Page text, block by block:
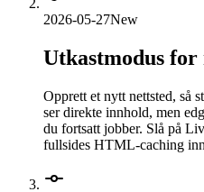
2026-05-27New
Utkastmodus for
Opprett et nytt nettsted, så
ser direkte innhold, men
du fortsatt jobber. Slå på
fullsides HTML-caching